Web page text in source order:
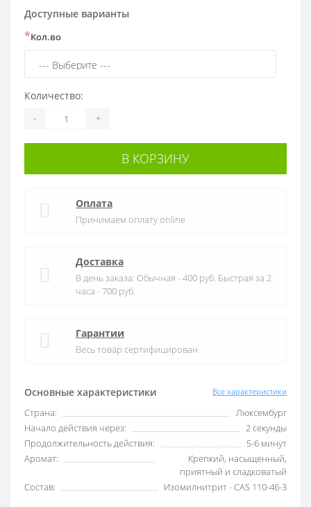
Основные характеристики Все характеристики
Страна:
Люксембург
Начало действия через:
2 секунды
Продолжительность действия:
5-6 минут
Аромат:
Крепкий, насыщенный,
приятный и сладковатый
Состав:
Изомилнитрит - CAS 110-46-3
Доступные варианты
*Кол.во
Количество:
- +
В КОРЗИНУ
Оплата
Принимаем оплату online
Доставка
В день заказа: Обычная - 400 руб. Быстрая за 2
часа - 700 руб.
Гарантии
Весь товар сертифицирован